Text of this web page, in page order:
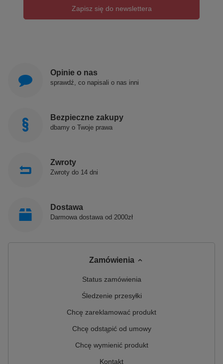
Zapisz się do newslettera
Opinie o nas
sprawdź, co napisali o nas inni
Bezpieczne zakupy
dbamy o Twoje prawa
Zwroty
Zwroty do 14 dni
Dostawa
Darmowa dostawa od 2000zł
Zamówienia
Status zamówienia
Śledzenie przesyłki
Chcę zareklamować produkt
Chcę odstąpić od umowy
Chcę wymienić produkt
Kontakt